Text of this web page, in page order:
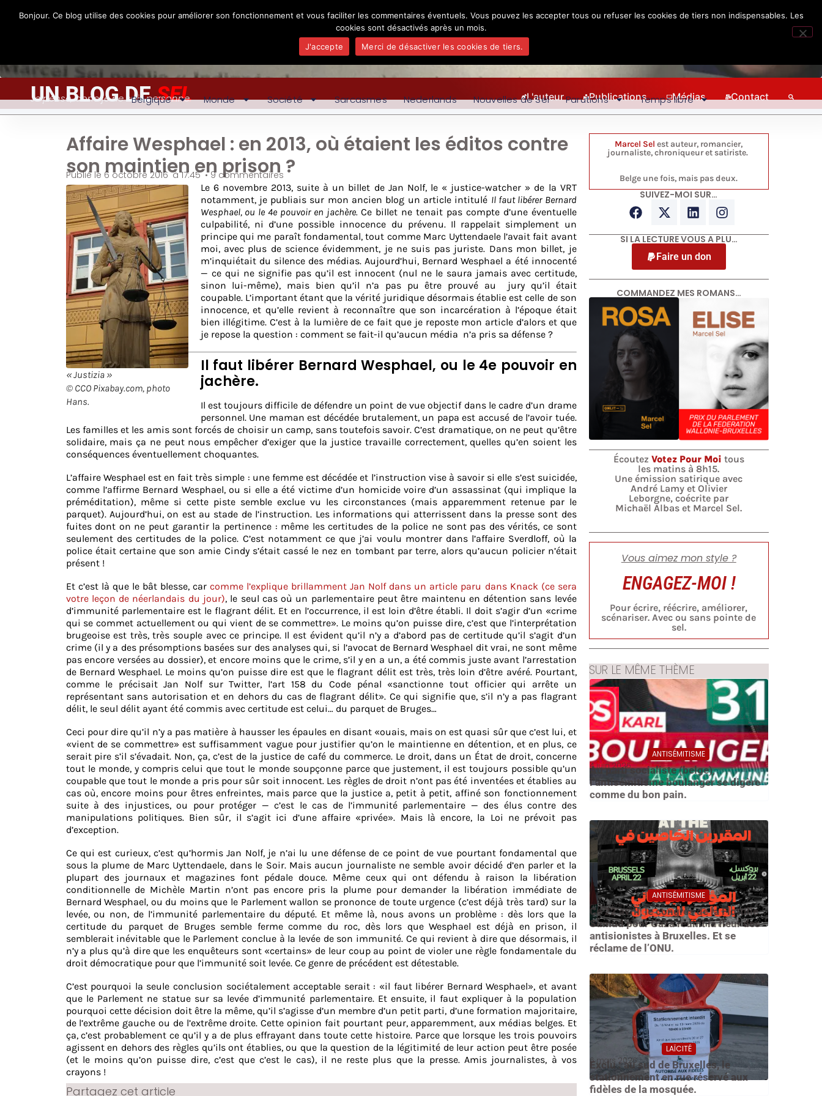
UN BLOG DESEL
Je pense, donc je ne suis personne L'auteur Publications Médias Contact
Belgique Monde Société Sarcasmes Nederlands Nouvelles de Sel Parutions Temps libre
Affaire Wesphael : en 2013, où étaient les éditos contre
son maintien en prison ?
Publié le 6 octobre 2016 à 17:45 •9 commentaires
Partagez cet article
« Justizia »
© CCO Pixabay.com, photo
Hans.
Le 6 novembre 2013, suite à un billet de Jan Nolf, le « justice-watcher » de la VRT
notamment, je publiais sur mon ancien blog un article intitulé Il faut libérer Bernard
Wesphael, ou le 4e pouvoir en jachère.Ce billet ne tenait pas compte d’une éventuelle
culpabilité, ni d’une possible innocence du prévenu. Il rappelait simplement un
principe qui me paraît fondamental, tout comme Marc Uyttendaele l’avait fait avant
moi, avec plus de science évidemment, je ne suis pas juriste. Dans mon billet, je
m’inquiétait du silence des médias. Aujourd’hui, Bernard Wesphael a été innocenté
— ce qui ne signifie pas qu’il est innocent (nul ne le saura jamais avec certitude,
sinon lui-même), mais bien qu’il n’a pas pu être prouvé au jury qu’il était
coupable. L’important étant que la vérité juridique désormais établie est celle de son
innocence, et qu’elle revient à reconnaître que son incarcération à l’époque était
bien illégitime. C’est à la lumière de ce fait que je reposte mon article d’alors et que
je repose la question : comment se fait-il qu’aucun média n’a pris sa défense ?
Il faut libérer Bernard Wesphael, ou le 4e pouvoir en
jachère.
Il est toujours difficile de défendre un point de vue objectif dans le cadre d’un drame
personnel. Une maman est décédée brutalement, un papa est accusé de l’avoir tuée.
Les familles et les amis sont forcés de choisir un camp, sans toutefois savoir. C’est dramatique, on ne peut qu’être
solidaire, mais ça ne peut nous empêcher d’exiger que la justice travaille correctement, quelles qu’en soient les
conséquences éventuellement choquantes.
L’affaire Wesphael est en fait très simple : une femme est décédée et l’instruction vise à savoir si elle s’est suicidée,
comme l’affirme Bernard Wesphael, ou si elle a été victime d’un homicide voire d’un assassinat (qui implique la
préméditation), même si cette piste semble exclue vu les circonstances (mais apparemment retenue par le
parquet). Aujourd’hui, on est au stade de l’instruction. Les informations qui atterrissent dans la presse sont des
fuites dont on ne peut garantir la pertinence : même les certitudes de la police ne sont pas des vérités, ce sont
seulement des certitudes de la police. C’est notamment ce que j’ai voulu montrer dans l’affaire Sverdloff, où la
police était certaine que son amie Cindy s’était cassé le nez en tombant par terre, alors qu’aucun policier n’était
présent !
Et c’est là que le bât blesse, car comme l’explique brillamment Jan Nolf dans un article paru dans Knack (ce sera
votre leçon de néerlandais du jour), le seul cas où un parlementaire peut être maintenu en détention sans levée
d’immunité parlementaire est le flagrant délit. Et en l’occurrence, il est loin d’être établi. Il doit s’agir d’un «crime
qui se commet actuellement ou qui vient de se commettre». Le moins qu’on puisse dire, c’est que l’interprétation
brugeoise est très, très souple avec ce principe. Il est évident qu’il n’y a d’abord pas de certitude qu’il s’agit d’un
crime (il y a des présomptions basées sur des analyses qui, si l’avocat de Bernard Wesphael dit vrai, ne sont même
pas encore versées au dossier), et encore moins que le crime, s’il y en a un, a été commis juste avant l’arrestation
de Bernard Wesphael. Le moins qu’on puisse dire est que le flagrant délit est très, très loin d’être avéré. Pourtant,
comme le précisait Jan Nolf sur Twitter, l’art 158 du Code pénal «sanctionne tout officier qui arrête un
représentant sans autorisation et en dehors du cas de flagrant délit». Ce qui signifie que, s’il n’y a pas flagrant
délit, le seul délit ayant été commis avec certitude est celui… du parquet de Bruges…
Ceci pour dire qu’il n’y a pas matière à hausser les épaules en disant «ouais, mais on est quasi sûr que c’est lui, et
«vient de se commettre» est suffisamment vague pour justifier qu’on le maintienne en détention, et en plus, ce
serait pire s’il s’évadait. Non, ça, c’est de la justice de café du commerce. Le droit, dans un État de droit, concerne
tout le monde, y compris celui que tout le monde soupçonne parce que justement, il est toujours possible qu’un
coupable que tout le monde a pris pour sûr soit innocent. Les règles de droit n’ont pas été inventées et établies au
cas où, encore moins pour êtres enfreintes, mais parce que la justice a, petit à petit, affiné son fonctionnement
suite à des injustices, ou pour protéger — c’est le cas de l’immunité parlementaire — des élus contre des
manipulations politiques. Bien sûr, il s’agit ici d’une affaire «privée». Mais là encore, la Loi ne prévoit pas
d’exception.
Ce qui est curieux, c’est qu’hormis Jan Nolf, je n’ai lu une défense de ce point de vue pourtant fondamental que
sous la plume de Marc Uyttendaele, dans le Soir. Mais aucun journaliste ne semble avoir décidé d’en parler et la
plupart des journaux et magazines font pédale douce. Même ceux qui ont défendu à raison la libération
conditionnelle de Michèle Martin n’ont pas encore pris la plume pour demander la libération immédiate de
Bernard Wesphael, ou du moins que le Parlement wallon se prononce de toute urgence (c’est déjà très tard) sur la
levée, ou non, de l’immunité parlementaire du député. Et même là, nous avons un problème : dès lors que la
certitude du parquet de Bruges semble ferme comme du roc, dès lors que Wesphael est déjà en prison, il
semblerait inévitable que le Parlement conclue à la levée de son immunité. Ce qui revient à dire que désormais, il
n’y a plus qu’à dire que les enquêteurs sont «certains» de leur coup au point de violer une règle fondamentale du
droit démocratique pour que l’immunité soit levée. Ce genre de précédent est détestable.
C’est pourquoi la seule conclusion sociétalement acceptable serait : «il faut libérer Bernard Wesphael», et avant
que le Parlement ne statue sur sa levée d’immunité parlementaire. Et ensuite, il faut expliquer à la population
pourquoi cette décision doit être la même, qu’il s’agisse d’un membre d’un petit parti, d’une formation majoritaire,
de l’extrême gauche ou de l’extrême droite. Cette opinion fait pourtant peur, apparemment, aux médias belges. Et
ça, c’est probablement ce qu’il y a de plus effrayant dans toute cette histoire. Parce que lorsque les trois pouvoirs
agissent en dehors des règles qu’ils ont établies, ou que la question de la légitimité de leur action peut être posée
(et le moins qu’on puisse dire, c’est que c’est le cas), il ne reste plus que la presse. Amis journalistes, à vos
crayons !
Marcel Sel est auteur, romancier,
journaliste, chroniqueur et satiriste.
Belge une fois, mais pas deux.
SUIVEZ-MOI SUR…
SI LA LECTURE VOUS A PLU…
Faire un don
COMMANDEZ MES ROMANS…
Écoutez Votez Pour Moi tous
les matins à 8h15.
Une émission satirique avec
André Lamy et Olivier
Leborgne, coécrite par
Michaël Albas et Marcel Sel.
Vous aimez mon style ?
ENGAGEZ-MOI !
Pour écrire, réécrire, améliorer,
scénariser. Avec ou sans pointe de
sel.
SUR LE MÊME THÈME
ANTISÉMITISME
4 juin 2026
Au parti socialiste (belge),
l’antisémitisme boulanger se digère
comme du bon pain.
ANTISÉMITISME
21 avril 2026
Ce 22 avril, le congrès de la Flottille
Sumud pour Gaza réunit la fleur des
antisionistes à Bruxelles. Et se
réclame de l’ONU.
LAÏCITÉ
6 mars 2026
Exclu : au sud de Bruxelles, le
stationnement en rue réservé aux
fidèles de la mosquée.
Bonjour. Ce blog utilise des cookies pour améliorer son fonctionnement et vous faciliter les commentaires éventuels. Vous pouvez les accepter tous ou refuser les cookies de tiers non indispensables. Les
cookies sont désactivés après un mois.
J'accepte
Merci de désactiver les cookies de tiers.